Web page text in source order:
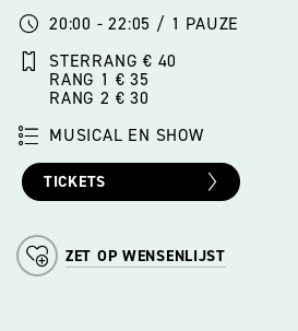
20:00 - 22:05 / 1 PAUZE
STERRANG € 40
RANG 1 € 35
RANG 2 € 30
MUSICAL EN SHOW
TICKETS
ZET OP WENSENLIJST